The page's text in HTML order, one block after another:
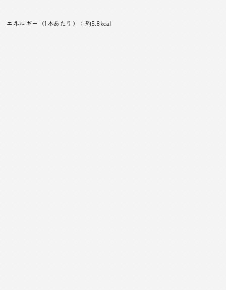
エネルギー（1本あたり）：約5.8kcal